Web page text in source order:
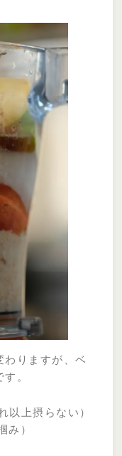
りますが、ベ
。
以上摂らない）
み）